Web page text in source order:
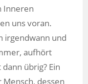
Inneren
uns voran.
irgendwann und
aufhört
übrig? Ein
dessen